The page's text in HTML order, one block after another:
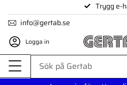
Meny
Trygg e-
info@gertab.se
Logga in